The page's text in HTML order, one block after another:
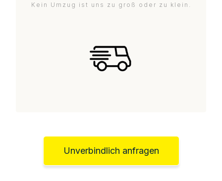
Kein Umzug ist uns zu groß oder zu klein.
Unverbindlich anfragen